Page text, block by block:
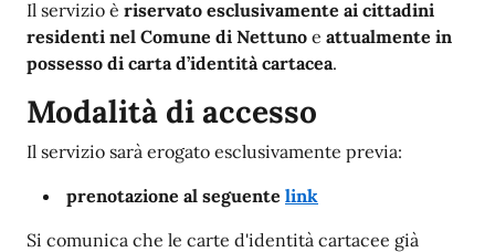
Il servizio è riservato esclusivamente ai cittadini
residenti nel Comune di Nettuno e attualmente in
possesso di carta d’identità cartacea.
Modalità di accesso
Il servizio sarà erogato esclusivamente previa:
prenotazione al seguente link
Si comunica che le carte d'identità cartacee già